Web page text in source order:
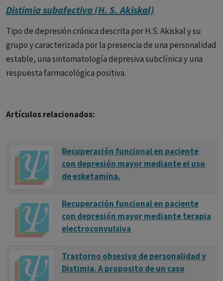
depresión crónica en la cual una persona experimenta un
depresión por la mayoría del tiempo durante al menos dos
años (en adultos) o un año (en niños y adolescentes). A
diferencia de la depresión mayor, donde los síntomas
pueden ser más severos pero tienden a ser episódicos y
duración que pueden afectar significativamente la calidad
Síntomas
Los síntomas de la distimia incluyen:Estado de ánimo
de interés en actividades diarias.Cambios en el apetito o el
peso.Problemas para dormir (insomnio o
hipersomnia).Fatiga o falta de energía.Baja
decisiones.Sentimientos de desesperanza.Estos síntomas
son menos intensos que los de un episodio de depresión
Distimia subafectiva (H. S. Akiskal)
Tipo de depresión crónica descrita por H.S. Akiskal y su
grupo y caracterizada por la presencia de una personalidad
estable, una sintomatología depresiva subclínica y una
respuesta farmacológica positiva.
Artículos relacionados:
Recuperación funcional en paciente
con depresión mayor mediante el uso
de esketamina.
Recuperación funcional en paciente
con depresión mayor mediante terapia
electroconvulsiva
Trastorno obsesivo de personalidad y
Distimia. A proposito de un caso